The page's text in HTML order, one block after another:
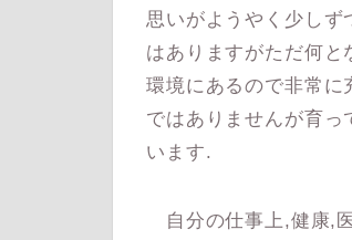
思いがようやく少し
はありますがただ何と
環境にあるので非常に
ではありませんが育っ
います.
自分の仕事上,健康,